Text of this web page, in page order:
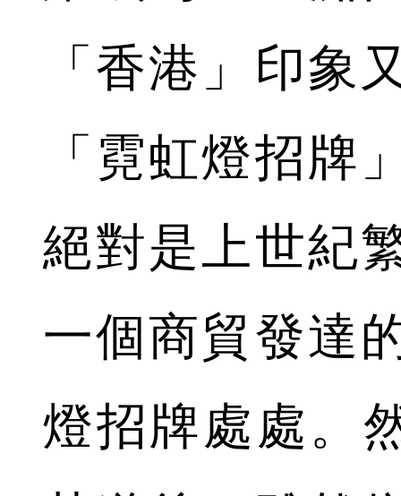
「香港」印象
「霓虹燈招牌
絕對是上世紀
一個商貿發達
燈招牌處處。